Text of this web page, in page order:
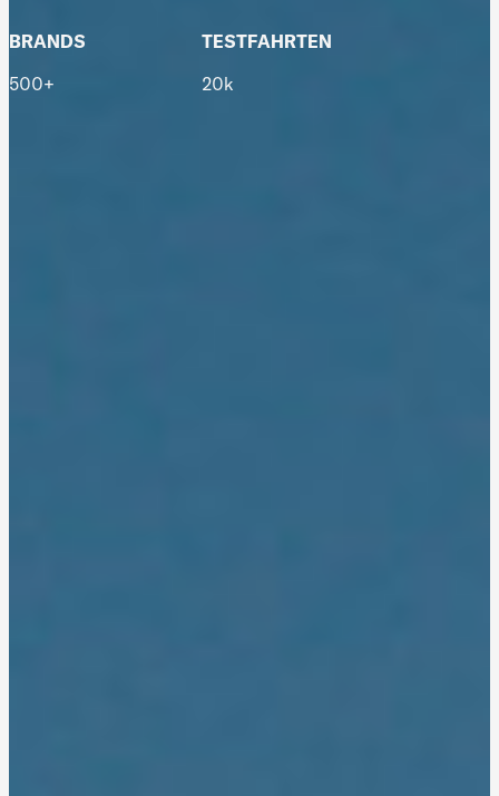
BRANDS
500+
TESTFAHRTEN
20k